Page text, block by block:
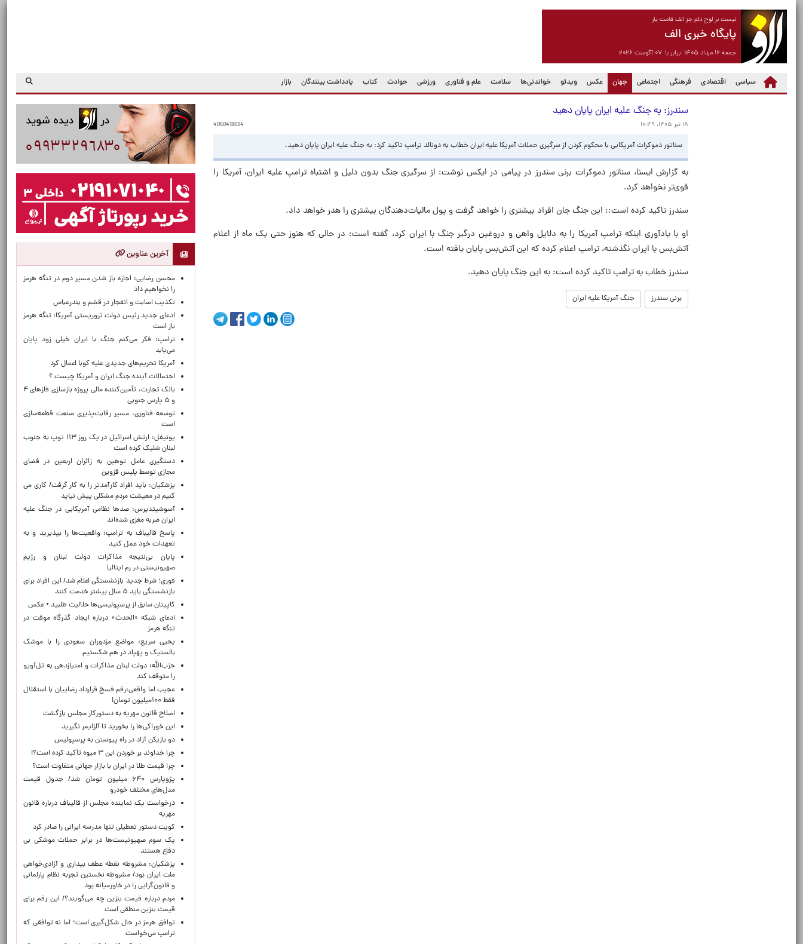
نیست بر لوح دلم جز الف قامت یار
پایگاه خبری الف
جمعه ۱۶ مرداد ۱۴۰۵ برابر با ۰۷ آگوست ۲۰۲۶
سیاسی اقتصادی فرهنگی اجتماعی جهان
(current) عکس ویدئو خواندنی‌ها سلامت علم و فناوری ورزشی حوادث کتاب یادداشت بینندگان بازار
سندرز: به جنگ علیه ایران پایان دهید
۱۸ تیر ۱۴۰۵، ۱۰:۴۹ 4050418024
سناتور دموکرات آمریکایی با محکوم کردن از سرگیری حملات آمریکا علیه ایران خطاب به دونالد ترامپ تاکید کرد: به جنگ علیه ایران پایان دهید.
به گزارش ایسنا، سناتور دموکرات برنی سندرز در پیامی در ایکس نوشت: از سرگیری جنگ بدون دلیل و اشتباه ترامپ علیه ایران، آمریکا را
قوی‌تر نخواهد کرد.
سندرز تاکید کرده است:: این جنگ جان افراد بیشتری را خواهد گرفت و پول مالیات‌دهندگان بیشتری را هدر خواهد داد.
او با یادآوری اینکه ترامپ آمریکا را به دلایل واهی و دروغین درگیر جنگ با ایران کرد، گفته است: در حالی که هنوز حتی یک ماه از اعلام
آتش‌بس با ایران نگذشته، ترامپ اعلام کرده که این آتش‌بس پایان یافته است.
سندرز خطاب به ترامپ تاکید کرده است: به این جنگ پایان دهید.
برنی سندرز جنگ آمریکا علیه ایران
آخرین عناوین
محسن رضایی: اجازه باز شدن مسیر دوم در تنگه هرمز
را نخواهیم داد
تکذیب اصابت و انفجار در قشم و بندرعباس
ادعای جدید رئیس دولت تروریستی آمریکا: تنگه هرمز
باز است
ترامپ: فکر می‌کنم جنگ با ایران خیلی زود پایان
می‌یابد
آمریکا تحریم‌های جدیدی علیه کوبا اعمال کرد
احتمالات آینده جنگ ایران و آمریکا چیست ؟
بانک تجارت، تأمین‌کننده مالی پروژه بازسازی فازهای ۴
و ۵ پارس جنوبی
توسعه فناوری، مسیر رقابت‌پذیری صنعت قطعه‌سازی
است
یونیفل: ارتش اسرائیل در یک روز ۱۱۳ توپ به جنوب
لبنان شلیک کرده است
دستگیری عامل توهین به زائران اربعین در فضای
مجازی توسط پلیس قزوین
پزشکیان: باید افراد کارآمدتر را به کار گرفت/ کاری می
کنیم در معیشت مردم مشکلی پیش نیاید
آسوشیتدپرس: صدها نظامی آمریکایی در جنگ علیه
ایران ضربه مغزی شده‌اند
پاسخ قالیباف به ترامپ: واقعیت‌ها را بپذیرید و به
تعهدات خود عمل کنید
پایان بی‌نتیجه مذاکرات دولت لبنان و رژیم
صهیونیستی در رم ایتالیا
فوری؛ شرط جدید بازنشستگی اعلام شد/ این افراد برای
بازنشستگی باید ۵ سال بیشتر خدمت کنند
کاپیتان سابق از پرسپولیسی‌ها حلالیت طلبید + عکس
ادعای شبکه «الحدث» درباره ایجاد گذرگاه موقت در
تنگه هرمز
یحیی سریع: مواضع مزدوران سعودی را با موشک
بالستیک و پهپاد در هم شکستیم
حزب‌الله: دولت لبنان مذاکرات و امتیازدهی به تل‌آویو
را متوقف کند
عجیب اما واقعی:رقم فسخ قرارداد رضاییان با استقلال
فقط ۱۰۰میلیون تومان!
اصلاح قانون مهریه به دستورکار مجلس بازگشت
این خوراکی‌ها را بخورید تا آلزایمر نگیرید
دو بازیکن آزاد در راه پیوستن به پرسپولیس
چرا خداوند بر خوردن این ۳ میوه تأکید کرده است؟!
چرا قیمت طلا در ایران با بازار جهانی متفاوت است؟
پژوپارس ۶۴۰ میلیون تومان شد/ جدول قیمت
مدل‌های مختلف خودرو
درخواست یک نماینده مجلس از قالیباف درباره قانون
مهریه
کویت دستور تعطیلی تنها مدرسه ایرانی را صادر کرد
یک‌ سوم صهیونیست‌ها در برابر حملات موشکی بی
دفاع هستند
پزشکیان: مشروطه نقطه عطف بیداری و آزادی‌خواهی
ملت ایران بود/ مشروطه نخستین تجربه نظام پارلمانی
و قانون‌گرایی را در خاورمیانه بود
مردم درباره قیمت بنزین چه می‌گویند؟/ این رقم برای
قیمت بنزین منطقی است
توافق هرمز در حال شکل‌گیری است؛ اما نه توافقی که
ترامپ می‌خواست